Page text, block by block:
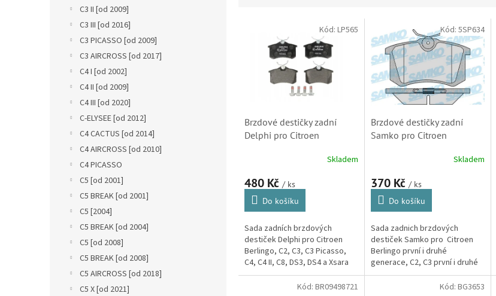
C3 II [od 2009]
C3 III [od 2016]
C3 PICASSO [od 2009]
C3 AIRCROSS [od 2017]
C4 I [od 2002]
C4 II [od 2009]
C4 III [od 2020]
C-ELYSEE [od 2012]
C4 CACTUS [od 2014]
C4 AIRCROSS [od 2010]
C4 PICASSO
C5 [od 2001]
C5 BREAK [od 2001]
C5 [2004]
C5 BREAK [od 2004]
C5 [od 2008]
C5 BREAK [od 2008]
C5 AIRCROSS [od 2018]
C5 X [od 2021]
Brzdové destičky zadní
Delphi pro Citroen
Picasso, C3II, C4, C8, DS3 a
Skladem
480 Kč / ks
Do košíku
Sada zadních brzdových
destiček Delphi pro Citroen
Berlingo, C2, C3, C3 Picasso,
C4, C4 II, C8, DS3, DS4 a Xsara
Picasso. (Peugeot 307, 405,
807, 1007, Partner)
Kód: LP565
Brzdové destičky zadní
Samko pro Citroen
Picasso, C3II, C4, C8, DS3,
05P868)
Skladem
370 Kč / ks
Do košíku
Sada zadnich brzdových
destiček Samko pro Citroen
Berlingo první i druhé
generace, C2, C3 první i druhé
generace, C3 Picasso, C4 první
i druhé generace, C8, DS3 a
Kód: 5SP634
Kód: BR09498721 Kód: BG3653